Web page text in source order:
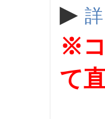
▶
※
て
（